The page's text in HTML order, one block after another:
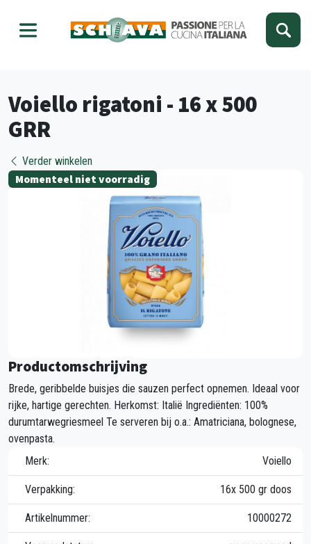
Voiello rigatoni - 16 x 500
GRR
Verder winkelen
Momenteel niet voorradig
Productomschrijving
Brede, geribbelde buisjes die sauzen perfect opnemen. Ideaal voor
rijke, hartige gerechten. Herkomst: Italië Ingrediënten: 100%
durumtarwegriesmeel Te serveren bij o.a.: Amatriciana, bolognese,
ovenpasta.
Merk:
Voiello
Verpakking: 16x 500 gr doos
Artikelnummer: 10000272